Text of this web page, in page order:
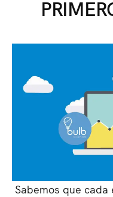
Sabemos que cada